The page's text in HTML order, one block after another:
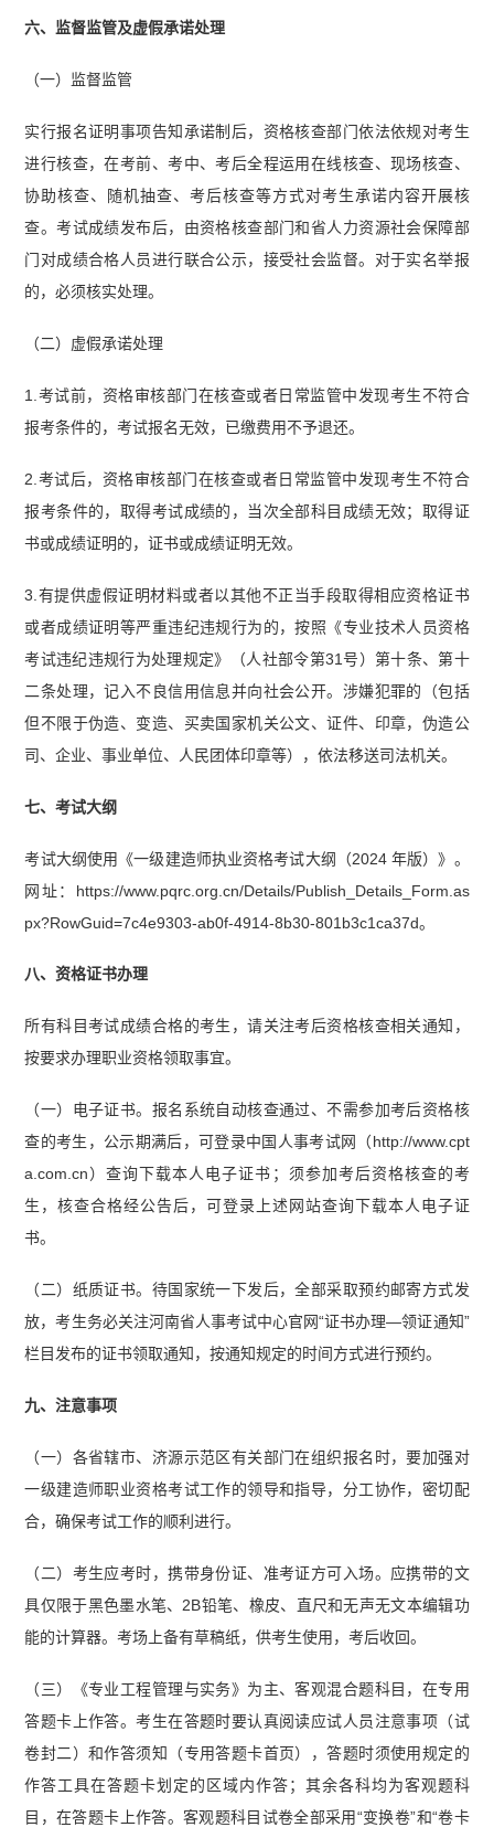
六、监督监管及虚假承诺处理
（一）监督监管
实行报名证明事项告知承诺制后，资格核查部门依法依规对考生
进行核查，在考前、考中、考后全程运用在线核查、现场核查、
协助核查、随机抽查、考后核查等方式对考生承诺内容开展核
查。考试成绩发布后，由资格核查部门和省人力资源社会保障部
门对成绩合格人员进行联合公示，接受社会监督。对于实名举报
的，必须核实处理。
（二）虚假承诺处理
1.考试前，资格审核部门在核查或者日常监管中发现考生不符合
报考条件的，考试报名无效，已缴费用不予退还。
2.考试后，资格审核部门在核查或者日常监管中发现考生不符合
报考条件的，取得考试成绩的，当次全部科目成绩无效；取得证
书或成绩证明的，证书或成绩证明无效。
3.有提供虚假证明材料或者以其他不正当手段取得相应资格证书
或者成绩证明等严重违纪违规行为的，按照《专业技术人员资格
考试违纪违规行为处理规定》（人社部令第31号）第十条、第十
二条处理，记入不良信用信息并向社会公开。涉嫌犯罪的（包括
但不限于伪造、变造、买卖国家机关公文、证件、印章，伪造公
司、企业、事业单位、人民团体印章等），依法移送司法机关。
七、考试大纲
考试大纲使用《一级建造师执业资格考试大纲（2024 年版）》。
网址：https://www.pqrc.org.cn/Details/Publish_Details_Form.as
px?RowGuid=7c4e9303-ab0f-4914-8b30-801b3c1ca37d。
八、资格证书办理
所有科目考试成绩合格的考生，请关注考后资格核查相关通知，
按要求办理职业资格领取事宜。
（一）电子证书。报名系统自动核查通过、不需参加考后资格核
查的考生，公示期满后，可登录中国人事考试网（http://www.cpt
a.com.cn）查询下载本人电子证书；须参加考后资格核查的考
生，核查合格经公告后，可登录上述网站查询下载本人电子证
书。
（二）纸质证书。待国家统一下发后，全部采取预约邮寄方式发
放，考生务必关注河南省人事考试中心官网“证书办理—领证通知”
栏目发布的证书领取通知，按通知规定的时间方式进行预约。
九、注意事项
（一）各省辖市、济源示范区有关部门在组织报名时，要加强对
一级建造师职业资格考试工作的领导和指导，分工协作，密切配
合，确保考试工作的顺利进行。
（二）考生应考时，携带身份证、准考证方可入场。应携带的文
具仅限于黑色墨水笔、2B铅笔、橡皮、直尺和无声无文本编辑功
能的计算器。考场上备有草稿纸，供考生使用，考后收回。
（三）《专业工程管理与实务》为主、客观混合题科目，在专用
答题卡上作答。考生在答题时要认真阅读应试人员注意事项（试
卷封二）和作答须知（专用答题卡首页），答题时须使用规定的
作答工具在答题卡划定的区域内作答；其余各科均为客观题科
目，在答题卡上作答。客观题科目试卷全部采用“变换卷”和“卷卡